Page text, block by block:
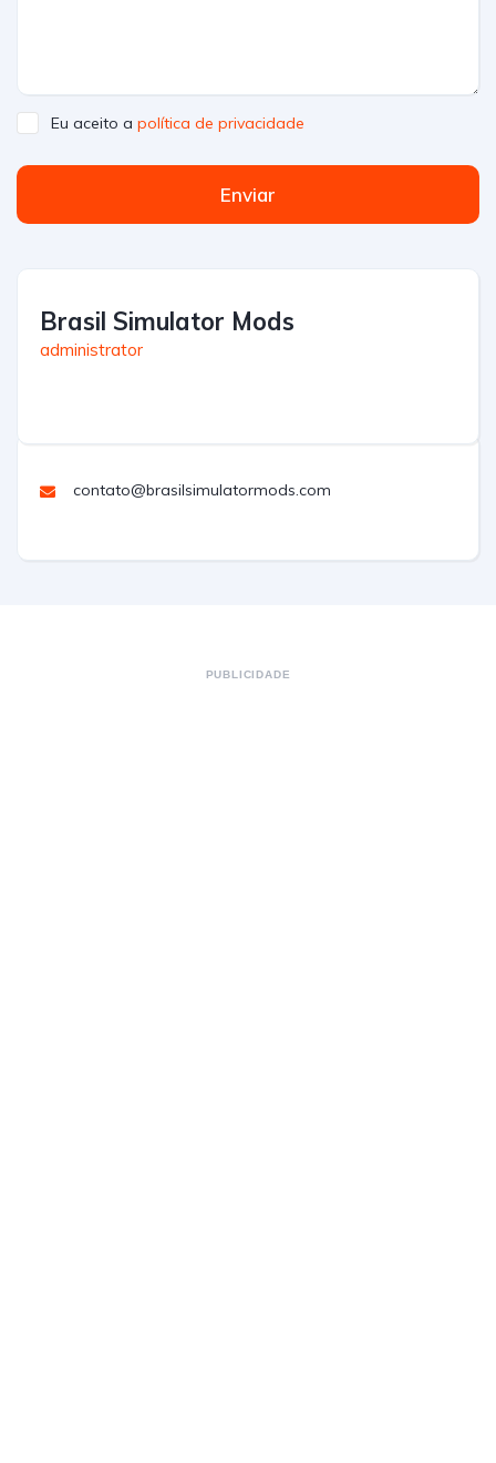
Eu aceito a política de privacidade
Enviar
Brasil Simulator Mods
administrator
contato@brasilsimulatormods.com
PUBLICIDADE